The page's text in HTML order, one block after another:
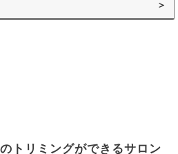
トリミングができるサロン